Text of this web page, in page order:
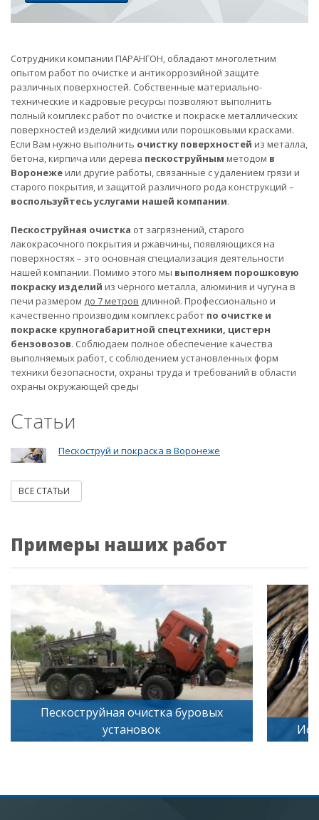
Сотрудники компании ПАРАНГОН, обладают многолетним
опытом работ по очистке и антикоррозийной защите
различных поверхностей. Собственные материально-
технические и кадровые ресурсы позволяют выполнить
полный комплекс работ по очистке и покраске металлических
поверхностей изделий жидкими или порошковыми красками.
Если Вам нужно выполнить очистку поверхностей из металла,
бетона, кирпича или дерева пескоструйным методом в
Воронежеили другие работы, связанные с удалением грязи и
старого покрытия, и защитой различного рода конструкций –
воспользуйтесь услугами нашей компании.
Пескоструйная очистка от загрязнений, старого
лакокрасочного покрытия и ржавчины, появляющихся на
поверхностях – это основная специализация деятельности
нашей компании. Помимо этого мы выполняем порошковую
покраску изделий из чёрного металла, алюминия и чугуна в
печи размером до 7 метров длинной. Профессионально и
качественно производим комплекс работ по очистке и
покраске крупногабаритной спецтехники, цистерн
бензовозов. Соблюдаем полное обеспечение качества
выполняемых работ, с соблюдением установленных форм
техники безопасности, охраны труда и требований в области
охраны окружающей среды
Статьи
Пескоструй и покраска в Воронеже
ВСЕ СТАТЬИ
Примеры наших работ
Пескоструйная очистка буровых
установок